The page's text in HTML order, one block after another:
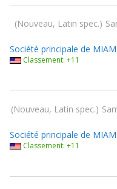
Nouveau, Latin spec.
Société principale de
Classement: +11
Nouveau, Latin spec.
Société principale de
Classement: +11